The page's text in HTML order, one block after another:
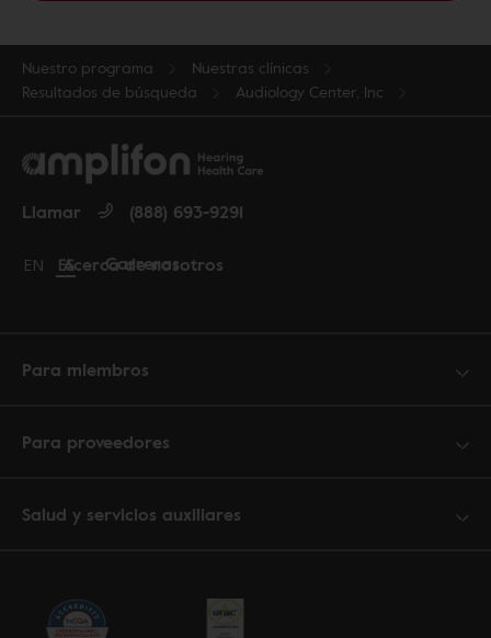
Nuestro programa
Nuestras clínicas
Resultados de búsqueda
Audiology Center, Inc
Acerca de nosotros
Carreras
Llamar (888) 693-9291
Change language to English
EN Cambiar idioma a español
ES
Para miembros
Para proveedores
Salud y servicios auxiliares